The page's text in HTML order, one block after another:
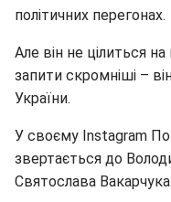
політичних перегонах.
Але він не цілиться
запити скромніші –
України.
У своєму Instagram
звертається до
Святослава Вакарчука.